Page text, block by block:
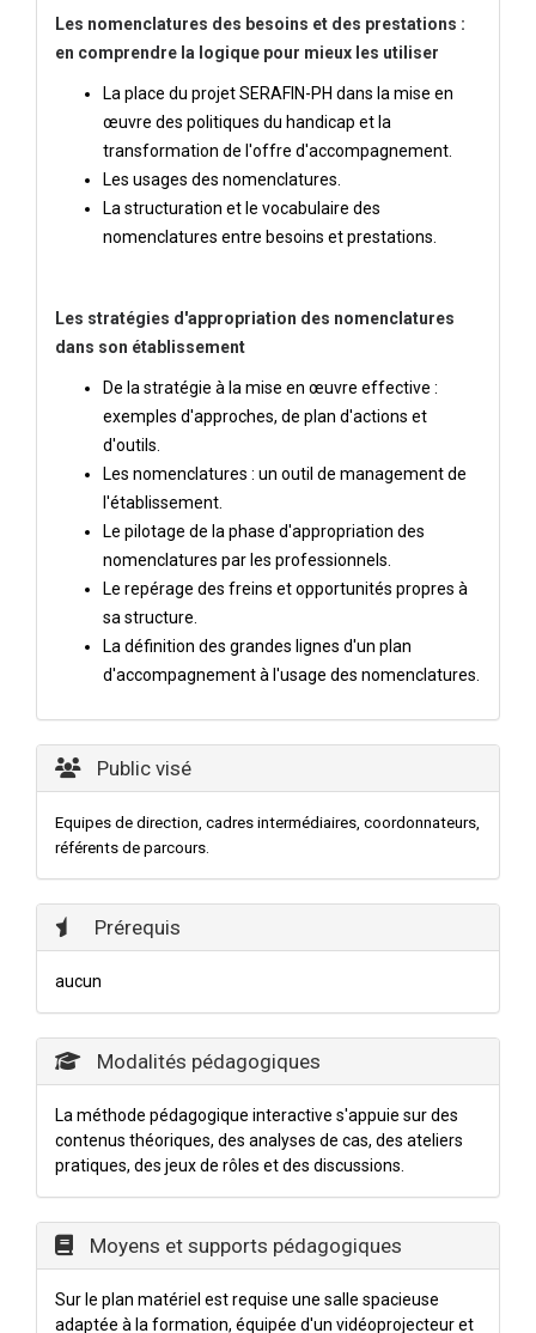
Les nomenclatures des besoins et des prestations :
en comprendre la logique pour mieux les utiliser
La place du projet SERAFIN-PH dans la mise en
œuvre des politiques du handicap et la
transformation de l'offre d'accompagnement.
Les usages des nomenclatures.
La structuration et le vocabulaire des
nomenclatures entre besoins et prestations.
Les stratégies d'appropriation des nomenclatures
dans son établissement
De la stratégie à la mise en œuvre effective :
exemples d'approches, de plan d'actions et
d'outils.
Les nomenclatures : un outil de management de
l'établissement.
Le pilotage de la phase d'appropriation des
nomenclatures par les professionnels.
Le repérage des freins et opportunités propres à
sa structure.
La définition des grandes lignes d'un plan
d'accompagnement à l'usage des nomenclatures.
Public visé
Equipes de direction, cadres intermédiaires, coordonnateurs,
référents de parcours.
Prérequis
aucun
Modalités pédagogiques
La méthode pédagogique interactive s'appuie sur des
contenus théoriques, des analyses de cas, des ateliers
pratiques, des jeux de rôles et des discussions.
Moyens et supports pédagogiques
Sur le plan matériel est requise une salle spacieuse
adaptée à la formation, équipée d'un vidéoprojecteur et